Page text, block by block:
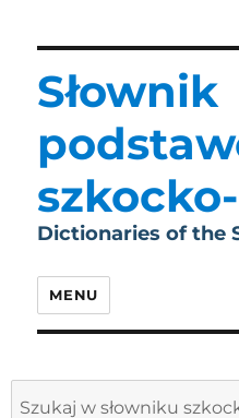
Słownik
Dictionaries of the
MENU